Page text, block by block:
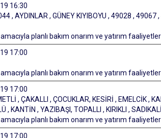
16:30
, AYDINLAR , GÜNEY KIYIBOYU , 49028 ,
planlı bakım onarım ve yatırım
17:00
planlı bakım onarım ve yatırım
17:00
, ÇAKALLI , ÇOCUKLAR, KESİRİ , EMELCİK ,
, KANTİN , YAZIBAŞI, TOPALLI , KIRIKLI ,
planlı bakım onarım ve yatırım
17:00